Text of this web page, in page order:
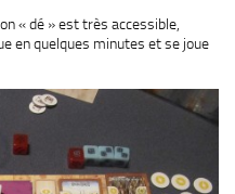
« dé » est très accessible,
en quelques minutes et se joue